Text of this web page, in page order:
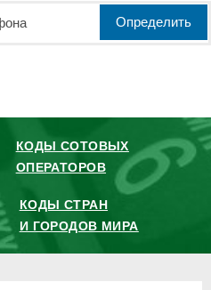
Определить
КОДЫ СОТОВЫХ
ОПЕРАТОРОВ
КОДЫ СТРАН
И ГОРОДОВ МИРА